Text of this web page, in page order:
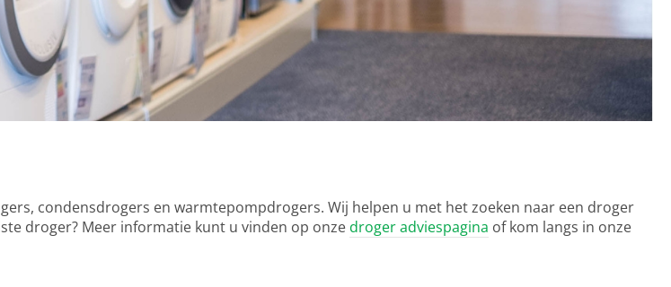
condensdrogers en warmtepompdrogers. Wij helpen u met het zoeken naar een droger
droger? Meer informatie kunt u vinden op onzedroger adviespagina of kom langs in onze